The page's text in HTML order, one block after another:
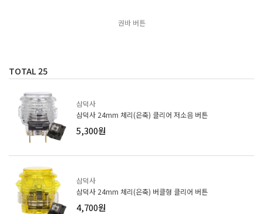
권바 버튼
TOTAL25
삼덕사
삼덕사 24mm 체리(은축) 클리어 저소음 버튼
5,300원
삼덕사
삼덕사 24mm 체리(은축) 버클형 클리어 버튼
4,700원